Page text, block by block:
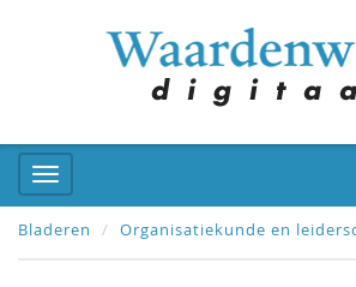
Bladeren Organisatiekunde en